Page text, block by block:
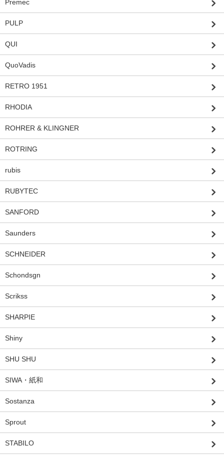
Premec
PULP
QUI
QuoVadis
RETRO 1951
RHODIA
ROHRER & KLINGNER
ROTRING
rubis
RUBYTEC
SANFORD
Saunders
SCHNEIDER
Schondsgn
Scrikss
SHARPIE
Shiny
SHU SHU
SIWA・紙和
Sostanza
Sprout
STABILO